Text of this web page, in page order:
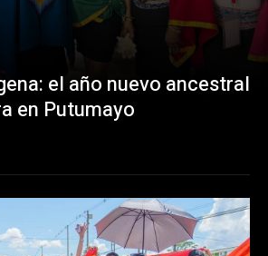
el año nuevo ancestral
en Putumayo